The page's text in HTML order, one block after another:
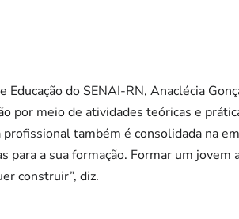
Educação do SENAI-RN, Anaclécia
por meio de atividades teóricas e
também é consolidada na
para a sua formação. Formar um
construir”, diz.